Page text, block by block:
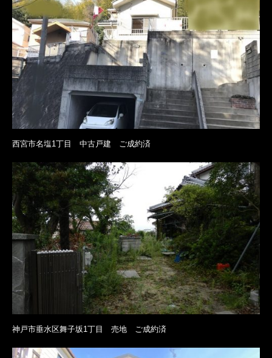
西宮市名塩1丁目 中古戸建 ご成約済
神戸市垂水区舞子坂1丁目 売地 ご成約済